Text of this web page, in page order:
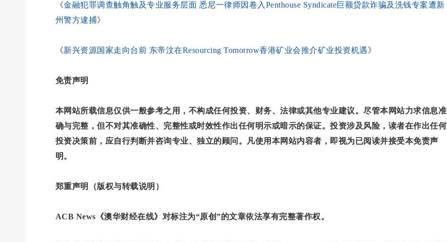
《金融犯罪调查触角触及专业服务层面 悉尼一律师因卷入Penthouse Syndicate巨额贷款诈骗及洗钱专案遭新
州警方逮捕》
《新兴资源国家走向台前 东帝汶在Resourcing Tomorrow香港矿业会推介矿业投资机遇》
免责声明
本网站所载信息仅供一般参考之用，不构成任何投资、财务、法律或其他专业建议。尽管本网站力求信息准
确与完整，但不对其准确性、完整性或时效性作出任何明示或暗示的保证。投资涉及风险，读者在作出任何
投资决策前，应自行判断并咨询专业、独立的顾问。凡使用本网站内容者，即视为已阅读并接受本免责声
明。
郑重声明（版权与转载说明）
ACB News《澳华财经在线》对标注为“原创”的文章依法享有完整著作权。